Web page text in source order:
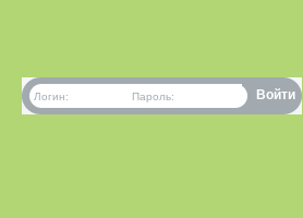
Логин: Пароль: